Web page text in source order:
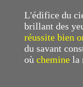
L'édifice du
brillant des
réussite bien
du savant
où chemine la